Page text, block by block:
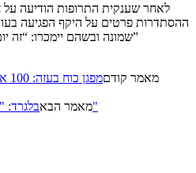
לאחר שענקית התרופות הודיעה על
ההסתדרות פרטים על היקף הפגיעה
שמונה ובשהם יימכרו: “זה יום קשה לטבע ולתעשייה בישראל”
מאמר קודם
מאמר הבאבלגרד: "קוסובו היא ירושלים של הסרבים"